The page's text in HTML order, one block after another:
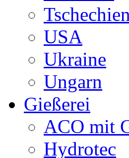
Tschechien
USA
Ukraine
Ungarn
Gießerei
ACO mit
Hydrotec